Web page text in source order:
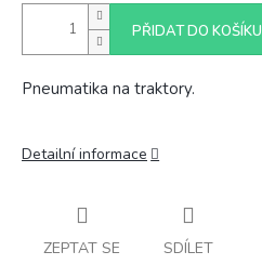
PŘIDAT DO KOŠÍKU
Pneumatika na traktory.
Detailní informace
ZEPTAT SE SDÍLET